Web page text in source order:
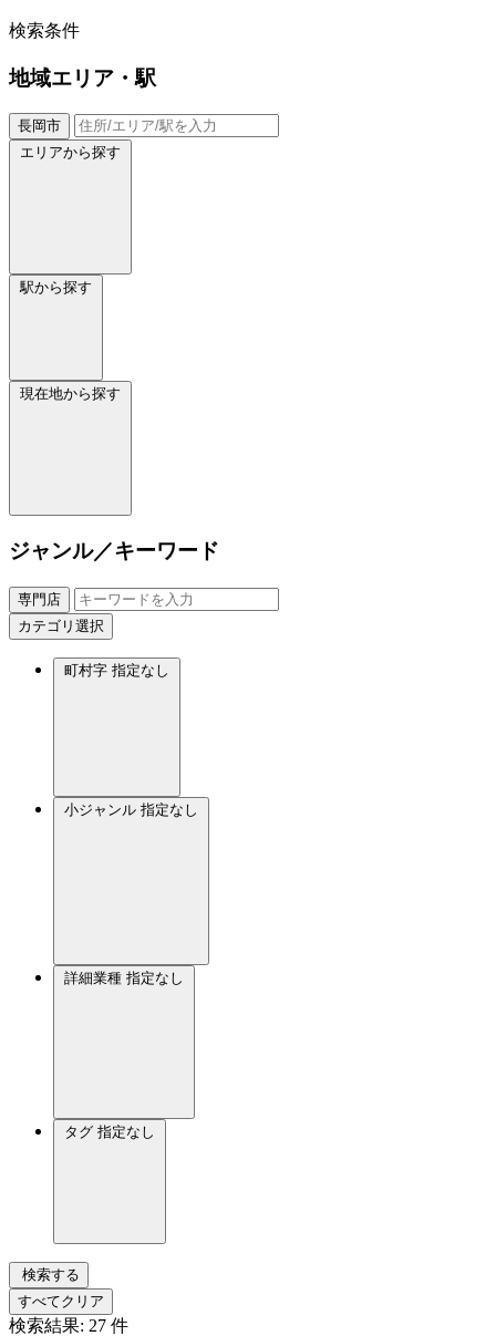
検索条件
地域エリア・駅
長岡市
エリアから探す
駅から探す
現在地から探す
ジャンル／キーワード
専門店
カテゴリ選択
町村字 指定なし
小ジャンル 指定なし
詳細業種 指定なし
タグ 指定なし
検索する
すべてクリア
検索結果: 27 件